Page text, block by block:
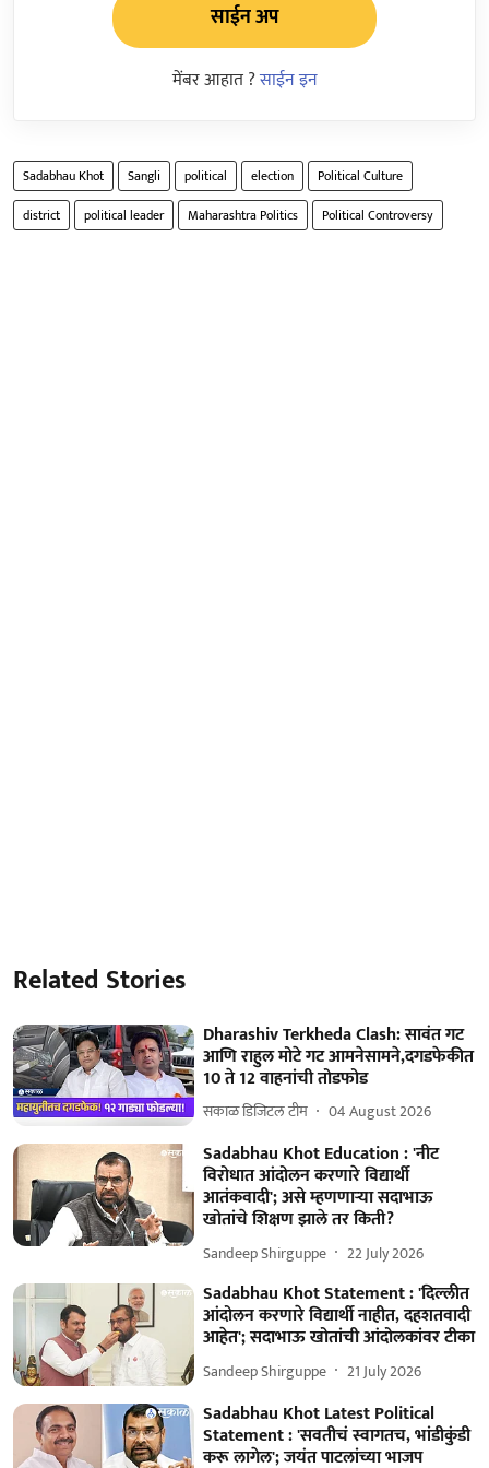
साईन अप
मेंबर आहात ?साईन इन
Sadabhau Khot Sangli political election
Political Culture
district
political leader Maharashtra Politics Political Controversy
Related Stories
Dharashiv Terkheda Clash: सावंत गट
आणि राहुल मोटे गट आमनेसामने,दगडफेकीत
10 ते 12 वाहनांची तोडफोड
सकाळ डिजिटल टीम 04 August 2026
Sadabhau Khot Education : 'नीट
विरोधात आंदोलन करणारे विद्यार्थी
आतंकवादी'; असे म्हणणाऱ्या सदाभाऊ
खोतांचे शिक्षण झाले तर किती?
Sandeep Shirguppe 22 July 2026
Sadabhau Khot Statement : 'दिल्लीत
आंदोलन करणारे विद्यार्थी नाहीत, दहशतवादी
आहेत'; सदाभाऊ खोतांची आंदोलकांवर टीका
Sandeep Shirguppe 21 July 2026
Sadabhau Khot Latest Political
Statement : 'सवतीचं स्वागतच, भांडीकुंडी
करू लागेल'; जयंत पाटलांच्या भाजप